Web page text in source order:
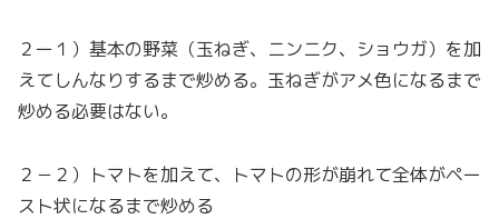
２ー１）基本の野菜（玉ねぎ、ニンニク、ショウガ）を加
えてしんなりするまで炒める。玉ねぎがアメ色になるまで
炒める必要はない。
２－２）トマトを加えて、トマトの形が崩れて全体がペー
スト状になるまで炒める